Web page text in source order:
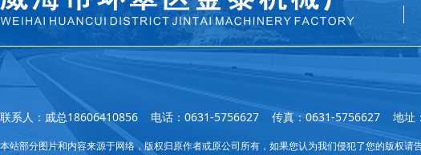
联系人：戚总18606410856 电话：0631-5756627 传真：0631-5756627 地址
本站部分图片和内容来源于网络，版权归原作者或原公司所有，如果您认为我们侵犯了您的版权请